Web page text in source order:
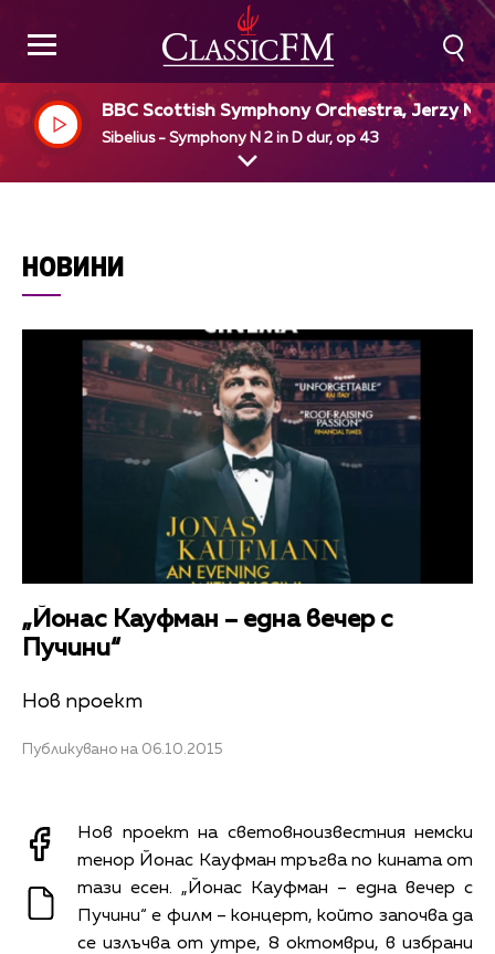
BBC Scottish Symphony Orchestra, Jerzy
imiuk, dir
Sibelius - Symphony N 2 in D dur, op 43
НОВИНИ
„Йонас Кауфман – една вечер с
Пучини“
Нов проект
Публикувано на 06.10.2015
Нов проект на световноизвестния немски
тенор Йонас Кауфман тръгва по кината от
тази есен. „Йонас Кауфман – една вечер с
Пучини“ е филм – концерт, който започва да
се излъчва от утре, 8 октомври, в избрани